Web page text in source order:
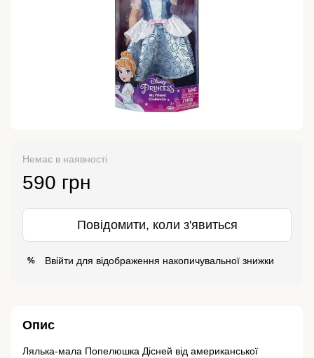
Немає в наявності
590 грн
Повідомити, коли з'явиться
% Ввійти для відображення накопичувальної знижки
Опис
Лялька-мала Попелюшка Дісней від американської